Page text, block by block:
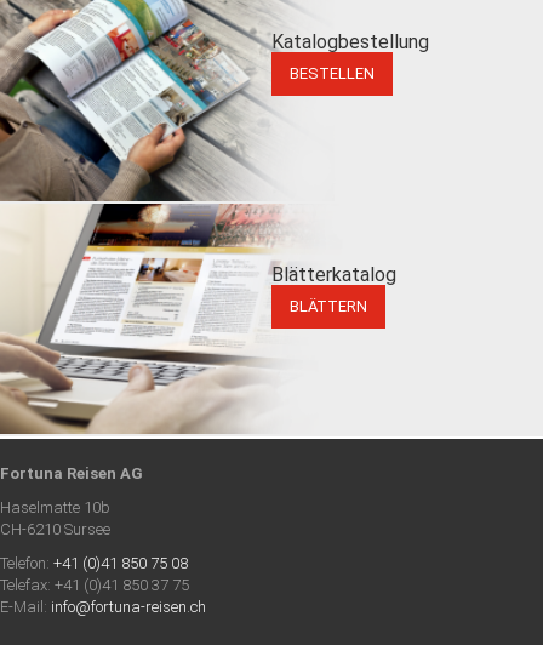
Katalogbestellung
BESTELLEN
Blätterkatalog
BLÄTTERN
Fortuna Reisen AG
Haselmatte 10b
CH-6210 Sursee
Telefon: +41 (0)41 850 75 08
Telefax: +41 (0)41 850 37 75
E-Mail: info@fortuna-reisen.ch